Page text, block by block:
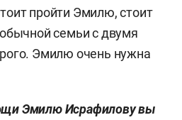
пройти Эмилю, стоит
семьи с двумя
Эмилю очень нужна
Эмилю Исрафилову вы